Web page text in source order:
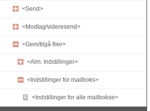
<Send>
<Modtag/videresend>
<Gem/tilgå filer>
<Alm. Indstillinger>
<Indstillinger for mailboks>
<Indstillinger for alle mailbokse>